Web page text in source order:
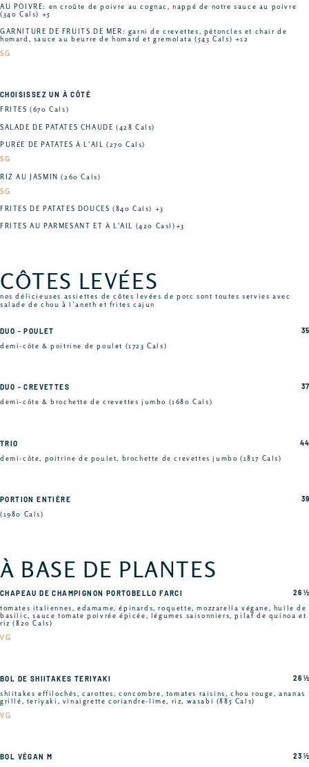
AU POIVRE: en croûte de poivre au cognac, nappé de notre sauce au poivre
(340 Cals) +5
GARNITURE DE FRUITS DE MER: garni de crevettes, pétoncles et chair de
homard, sauce au beurre de homard et gremolata (543 Cals) +12
SG
CHOISISSEZ UN À CÔTÉ
FRITES (670 Cals)
SALADE DE PATATES CHAUDE (428 Cals)
PURÉE DE PATATES À L'AIL (270 Cals)
SG
RIZ AU JASMIN (260 Cals)
SG
FRITES DE PATATES DOUCES (840 Cals) +3
FRITES AU PARMESANT ET À L'AIL (420 Casl)+3
CÔTES LEVÉES
nos délicieuses assiettes de côtes levées de porc sont toutes servies avec
salade de chou à l’aneth et frites cajun
DUO - POULET
demi-côte & poitrine de poulet (1723 Cals)
35
DUO - CREVETTES
demi-côte & brochette de crevettes jumbo (1680 Cals)
37
TRIO
demi-côte, poitrine de poulet, brochette de crevettes jumbo (1817 Cals)
44
PORTION ENTIÈRE
(1980 Cals)
39
À BASE DE PLANTES
CHAPEAU DE CHAMPIGNON PORTOBELLO FARCI
tomates italiennes, edamame, épinards, roquette, mozzarella végane, huile de
basilic, sauce tomate poivrée épicée, légumes saisonniers, pilaf de quinoa et
riz (820 Cals)
VG
26 ½
BOL DE SHIITAKES TERIYAKI
shiitakes effilochés, carottes, concombre, tomates raisins, chou rouge, ananas
grillé, teriyaki, vinaigrette coriandre-lime, riz, wasabi (885 Cals)
VG
26 ½
BOL VÉGAN M 23 ½